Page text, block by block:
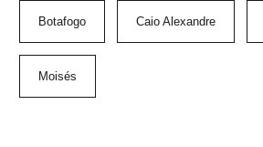
Botafogo Caio Alexandre
Moisés